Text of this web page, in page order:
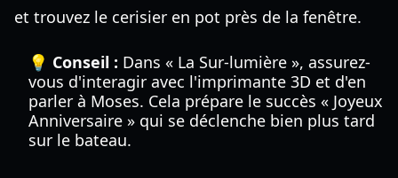
et trouvez le cerisier en pot près de la fenêtre.
💡 Conseil : Dans « La Sur-lumière », assurez-
vous d'interagir avec l'imprimante 3D et d'en
parler à Moses. Cela prépare le succès « Joyeux
Anniversaire » qui se déclenche bien plus tard
sur le bateau.